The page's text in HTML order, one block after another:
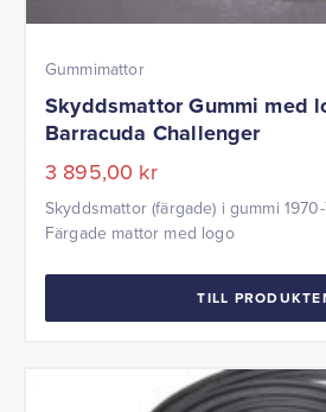
Gummimattor
Skyddsmattor Gummi med
Barracuda Challenger
3 895,00 kr
Skyddsmattor (färgade) i gummi
Färgade mattor med logo
TILL